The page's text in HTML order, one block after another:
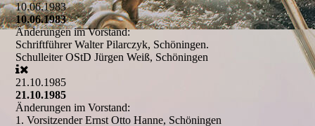
10.06.1983
10.06.1983
Änderungen im Vorstand:
SchriftführerWalter Pilarczyk, Schöningen.
SchulleiterOStD Jürgen Weiß, Schöningen
21.10.1985
21.10.1985
Änderungen im Vorstand:
1. VorsitzenderErnst Otto Hanne, Schöningen